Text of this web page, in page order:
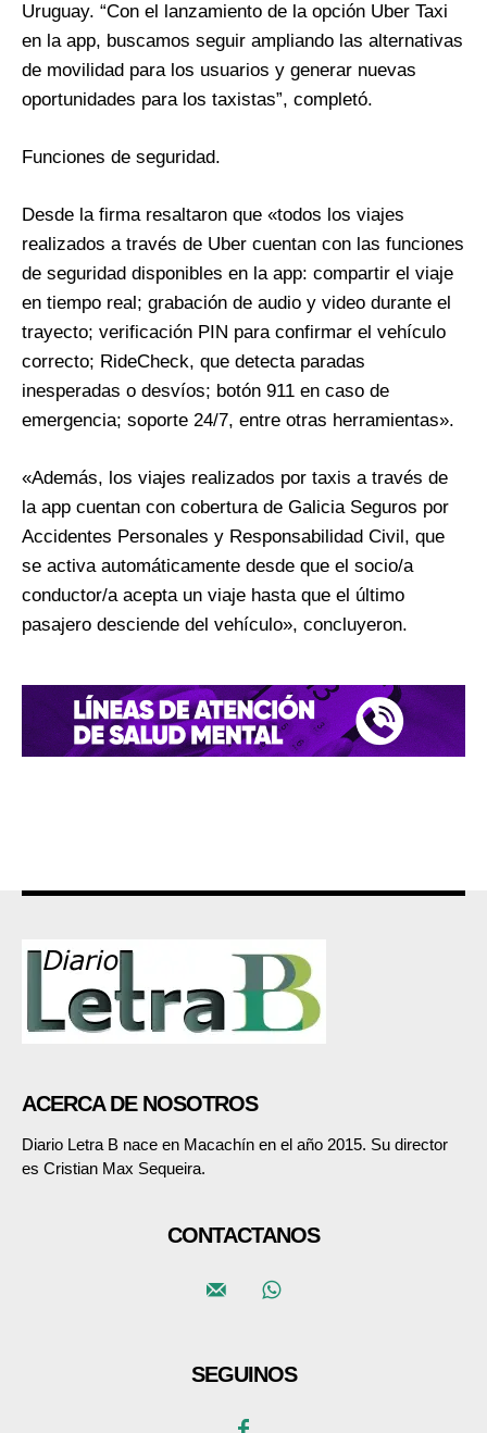
Uruguay. “Con el lanzamiento de la opción Uber Taxi
en la app, buscamos seguir ampliando las alternativas
de movilidad para los usuarios y generar nuevas
oportunidades para los taxistas”, completó.
Funciones de seguridad.
Desde la firma resaltaron que «todos los viajes
realizados a través de Uber cuentan con las funciones
de seguridad disponibles en la app: compartir el viaje
en tiempo real; grabación de audio y video durante el
trayecto; verificación PIN para confirmar el vehículo
correcto; RideCheck, que detecta paradas
inesperadas o desvíos; botón 911 en caso de
emergencia; soporte 24/7, entre otras herramientas».
«Además, los viajes realizados por taxis a través de
la app cuentan con cobertura de Galicia Seguros por
Accidentes Personales y Responsabilidad Civil, que
se activa automáticamente desde que el socio/a
conductor/a acepta un viaje hasta que el último
pasajero desciende del vehículo», concluyeron.
ACERCA DE NOSOTROS
Diario Letra B nace en Macachín en el año 2015. Su director
es Cristian Max Sequeira.
CONTACTANOS
SEGUINOS